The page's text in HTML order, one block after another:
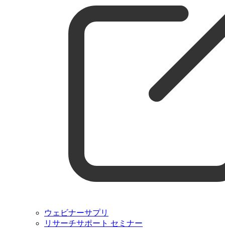
ウェビナーサプリ
リサーチサポート セミナー